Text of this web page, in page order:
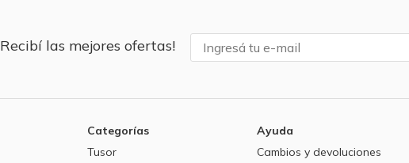
las mejores ofertas!
Categorías
Tusor
Ayuda
Cambios y devoluciones